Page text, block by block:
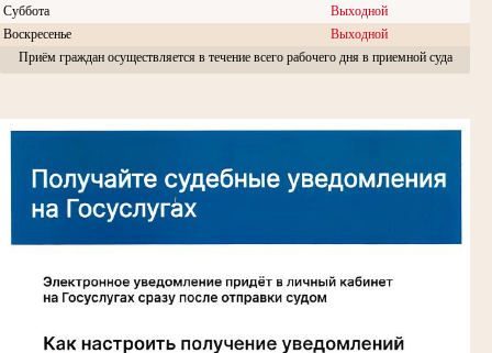
Суббота
Выходной
Воскресенье
Выходной
Приём граждан осуществляется в течение всего рабочего дня в приемной суда